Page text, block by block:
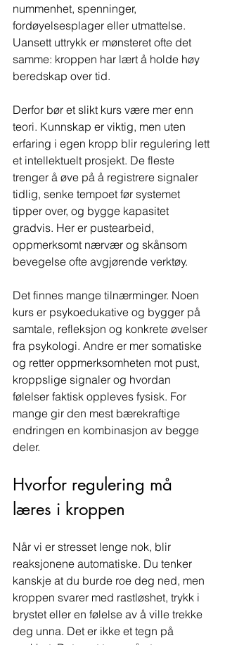
nummenhet, spenninger,
fordøyelsesplager eller utmattelse.
Uansett uttrykk er mønsteret ofte det
samme: kroppen har lært å holde høy
beredskap over tid.
Derfor bør et slikt kurs være mer enn
teori. Kunnskap er viktig, men uten
erfaring i egen kropp blir regulering lett
et intellektuelt prosjekt. De fleste
trenger å øve på å registrere signaler
tidlig, senke tempoet før systemet
tipper over, og bygge kapasitet
gradvis. Her er pustearbeid,
oppmerksomt nærvær og skånsom
bevegelse ofte avgjørende verktøy.
Det finnes mange tilnærminger. Noen
kurs er psykoedukative og bygger på
samtale, refleksjon og konkrete øvelser
fra psykologi. Andre er mer somatiske
og retter oppmerksomheten mot pust,
kroppslige signaler og hvordan
følelser faktisk oppleves fysisk. For
mange gir den mest bærekraftige
endringen en kombinasjon av begge
deler.
Hvorfor regulering må
læres i kroppen
Når vi er stresset lenge nok, blir
reaksjonene automatiske. Du tenker
kanskje at du burde roe deg ned, men
kroppen svarer med rastløshet, trykk i
brystet eller en følelse av å ville trekke
deg unna. Det er ikke et tegn på